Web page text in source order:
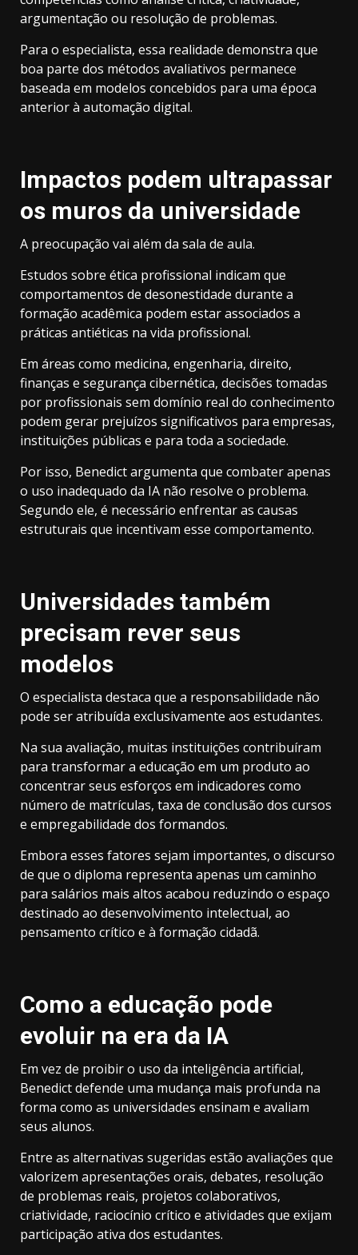
argumentação ou resolução de problemas.
Para o especialista, essa realidade demonstra que
boa parte dos métodos avaliativos permanece
baseada em modelos concebidos para uma época
anterior à automação digital.
Impactos podem ultrapassar
os muros da universidade
A preocupação vai além da sala de aula.
Estudos sobre ética profissional indicam que
comportamentos de desonestidade durante a
formação acadêmica podem estar associados a
práticas antiéticas na vida profissional.
Em áreas como medicina, engenharia, direito,
finanças e segurança cibernética, decisões tomadas
por profissionais sem domínio real do conhecimento
podem gerar prejuízos significativos para empresas,
instituições públicas e para toda a sociedade.
Por isso, Benedict argumenta que combater apenas
o uso inadequado da IA não resolve o problema.
Segundo ele, é necessário enfrentar as causas
estruturais que incentivam esse comportamento.
Universidades também
precisam rever seus
modelos
O especialista destaca que a responsabilidade não
pode ser atribuída exclusivamente aos estudantes.
Na sua avaliação, muitas instituições contribuíram
para transformar a educação em um produto ao
concentrar seus esforços em indicadores como
número de matrículas, taxa de conclusão dos cursos
e empregabilidade dos formandos.
Embora esses fatores sejam importantes, o discurso
de que o diploma representa apenas um caminho
para salários mais altos acabou reduzindo o espaço
destinado ao desenvolvimento intelectual, ao
pensamento crítico e à formação cidadã.
Como a educação pode
evoluir na era da IA
Em vez de proibir o uso da inteligência artificial,
Benedict defende uma mudança mais profunda na
forma como as universidades ensinam e avaliam
seus alunos.
Entre as alternativas sugeridas estão avaliações que
valorizem apresentações orais, debates, resolução
de problemas reais, projetos colaborativos,
criatividade, raciocínio crítico e atividades que exijam
participação ativa dos estudantes.